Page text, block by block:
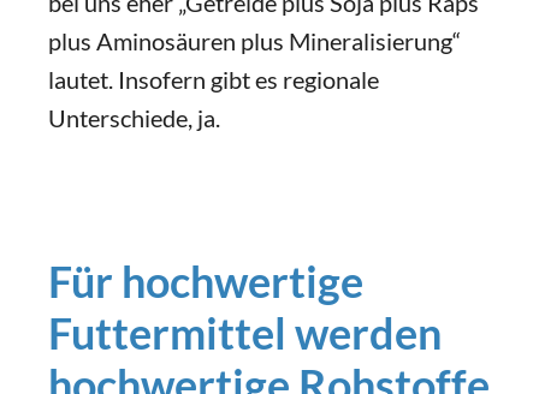
plus Aminosäuren plus Mineralisierung“
lautet. Insofern gibt es regionale
Unterschiede, ja.
Für hochwertige
Futtermittel werden